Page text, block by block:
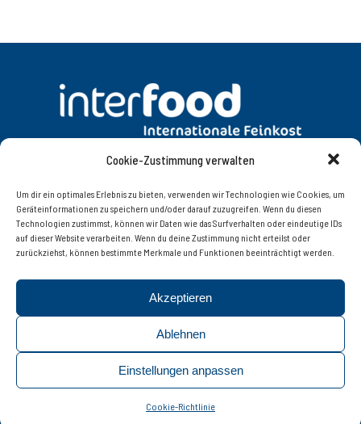
Cookie-Zustimmung verwalten
Um dir ein optimales Erlebnis zu bieten, verwenden wir Technologien wie Cookies, um
Geräteinformationen zu speichern und/oder darauf zuzugreifen. Wenn du diesen
Technologien zustimmst, können wir Daten wie das Surfverhalten oder eindeutige IDs
auf dieser Website verarbeiten. Wenn du deine Zustimmung nicht erteilst oder
zurückziehst, können bestimmte Merkmale und Funktionen beeinträchtigt werden.
Akzeptieren
Ablehnen
Einstellungen anpassen
Cookie-Richtlinie
KONTAKT IMPRESSUM
Innsbruckerstrasse 77, 6060 Hall in Tirol | Tel. +43 (0)
52 23 / 56 8 08 – 0 | Fax +43 (0) 52 23 / 56 8 08 – 20 |
© 2019 interfood
info@interfood.at